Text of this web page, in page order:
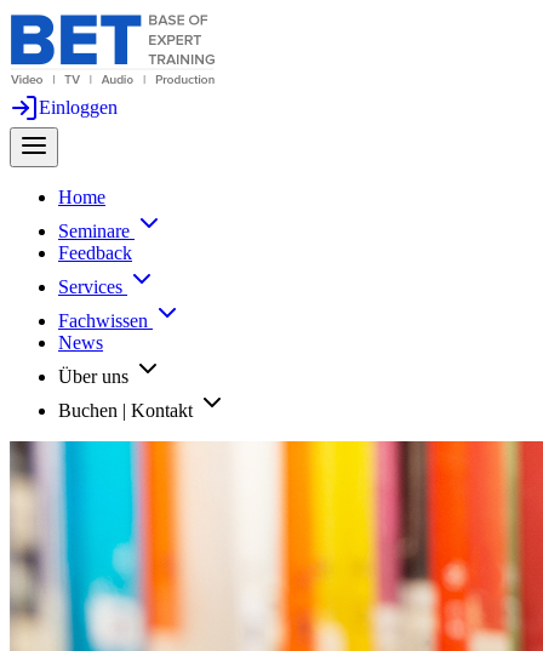
Einloggen
Home
Seminare
Feedback
Services
Fachwissen
News
Über uns
Buchen | Kontakt